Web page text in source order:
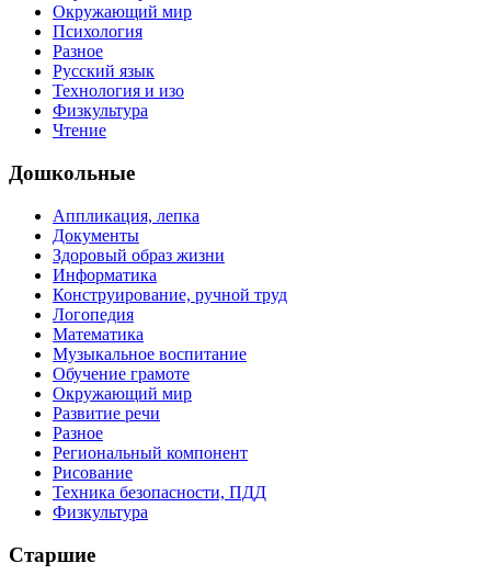
Окружающий мир
Психология
Разное
Русский язык
Технология и изо
Физкультура
Чтение
Дошкольные
Аппликация, лепка
Документы
Здоровый образ жизни
Информатика
Конструирование, ручной труд
Логопедия
Математика
Музыкальное воспитание
Обучение грамоте
Окружающий мир
Развитие речи
Разное
Региональный компонент
Рисование
Техника безопасности, ПДД
Физкультура
Старшие